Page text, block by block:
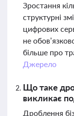
Зростання
структурні
цифрових
не
більше про
Джерело
Що таке
викликає
Дроблення